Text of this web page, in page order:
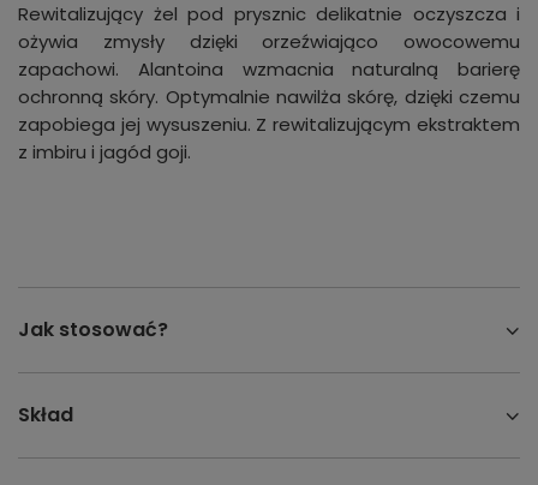
Rewitalizujący żel pod prysznic delikatnie oczyszcza i
ożywia zmysły dzięki orzeźwiająco owocowemu
zapachowi. Alantoina wzmacnia naturalną barierę
ochronną skóry. Optymalnie nawilża skórę, dzięki czemu
zapobiega jej wysuszeniu. Z rewitalizującym ekstraktem
z imbiru i jagód goji.
Jak stosować?
Skład